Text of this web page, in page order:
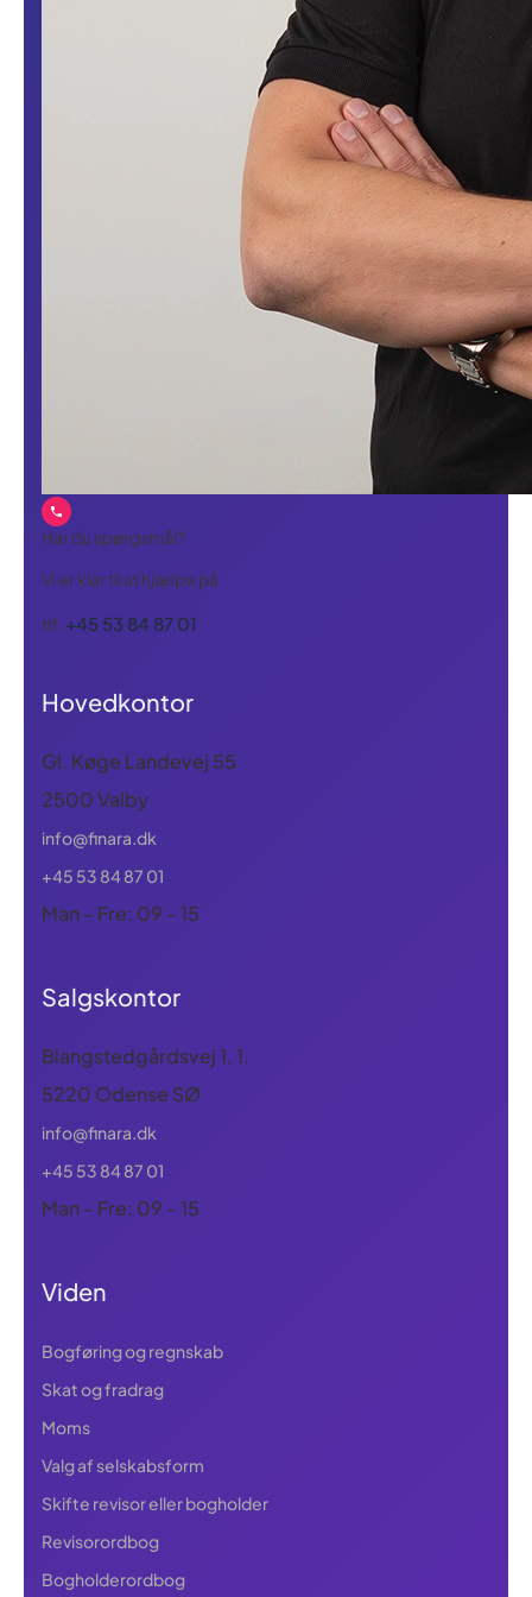
Har du spørgsmål?
Vi er klar til at hjælpe på
tlf. +45 53 84 87 01
Hovedkontor
Gl. Køge Landevej 55
2500 Valby
info@finara.dk
+45 53 84 87 01
Man - Fre: 09 - 15
Salgskontor
Blangstedgårdsvej 1, 1.
5220 Odense SØ
info@finara.dk
+45 53 84 87 01
Man - Fre: 09 - 15
Viden
Bogføring og regnskab
Skat og fradrag
Moms
Valg af selskabsform
Skifte revisor eller bogholder
Revisorordbog
Bogholderordbog